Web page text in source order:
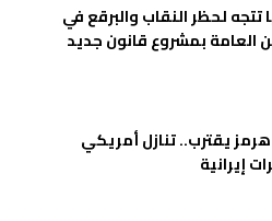
تتجه لحظر النقاب والبرقع في
العامة بمشروع قانون جديد
يقترب.. تنازل أمريكي
إيرانية